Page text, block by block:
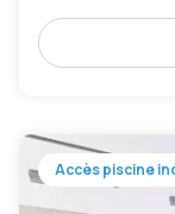
Accès piscine